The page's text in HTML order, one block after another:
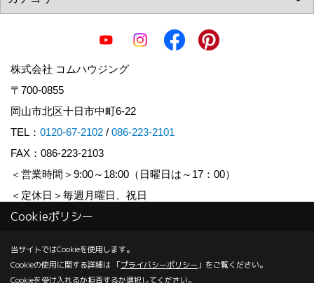
株式会社 コムハウジング
〒700-0855
岡山市北区十日市中町6-22
TEL： 0120-67-2102 / 086-223-2101
FAX：086-223-2103
＜営業時間＞9:00～18:00（日曜日は～17：00）
＜定休日＞毎週月曜日、祝日
Copyright (c) COM HOUSHING Inc. All Rights Reserved.
Produced byゴデスクリエイト
Cookieポリシー
当サイトではCookieを使用します。
Cookieの使用に関する詳細は 「プライバシーポリシー 」をご覧ください。
Cookieを受け入れるか拒否するか選択してください。